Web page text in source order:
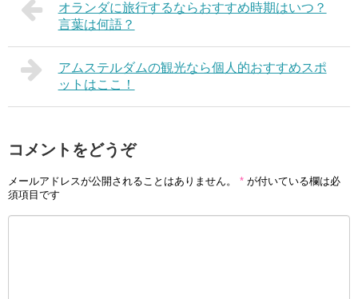
オランダに旅行するならおすすめ時期はいつ？
言葉は何語？
アムステルダムの観光なら個人的おすすめスポ
ットはここ！
コメントをどうぞ
メールアドレスが公開されることはありません。 * が付いている欄は必
須項目です